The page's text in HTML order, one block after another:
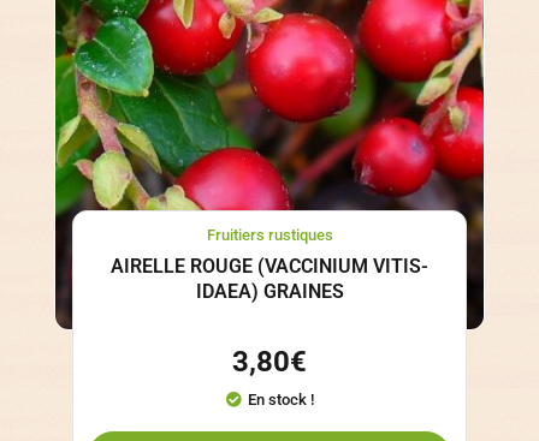
Fruitiers rustiques
AIRELLE ROUGE (VACCINIUM VITIS-
IDAEA) GRAINES
3,80€
En stock !